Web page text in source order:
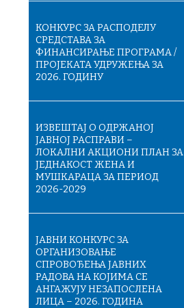
КОНКУРС ЗА РАСПОДЕЛУ
СРЕДСТАВА ЗА
ФИНАНСИРАЊЕ ПРОГРАМА /
ПРОЈЕКАТА УДРУЖЕЊА ЗА
2026. ГОДИНУ
ИЗВЕШТАЈ О ОДРЖАНОЈ
ЈАВНОЈ РАСПРАВИ –
ЛОКАЛНИ АКЦИОНИ ПЛАН ЗА
ЈЕДНАКОСТ ЖЕНА И
МУШКАРАЦА ЗА ПЕРИОД
2026-2029
ЈАВНИ КОНКУРС ЗА
ОРГАНИЗОВАЊЕ
СПРОВОЂЕЊА ЈАВНИХ
РАДОВА НА КОЈИМА СЕ
АНГАЖУЈУ НЕЗАПОСЛЕНА
ЛИЦА – 2026. ГОДИНА